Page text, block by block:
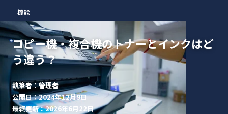
機能
コピー機・複合機のトナーとインクはど
う違う？
執筆者：管理者
公開日：2024年12月9日
最終更新：2026年6月22日